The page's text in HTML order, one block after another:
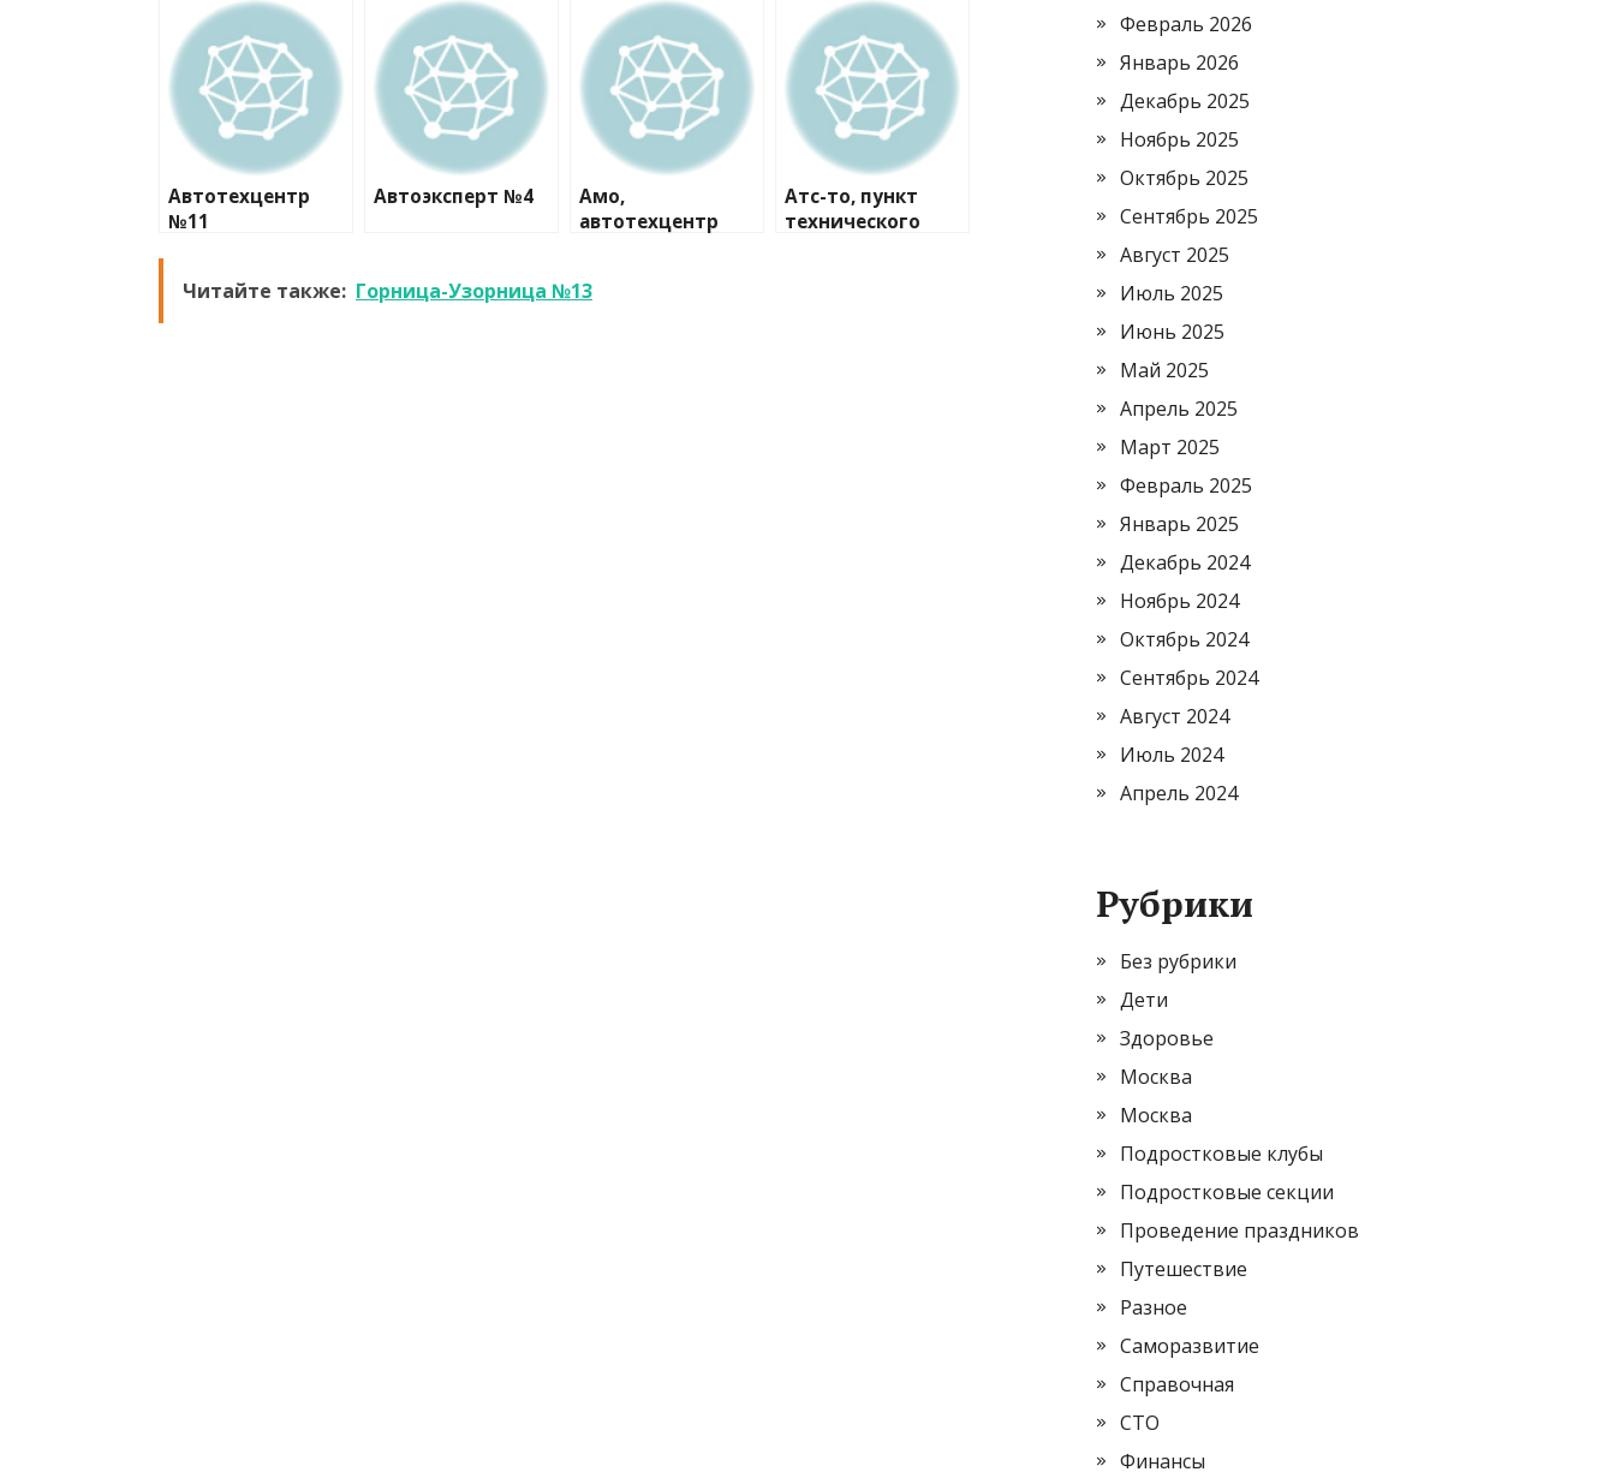
Автотехцентр
№11
Автоэксперт №4
Амо,
автотехцентр
Атс-то, пункт
технического
Читайте также: Горница-Узорница №13
Февраль 2026
Январь 2026
Декабрь 2025
Ноябрь 2025
Октябрь 2025
Сентябрь 2025
Август 2025
Июль 2025
Июнь 2025
Май 2025
Апрель 2025
Март 2025
Февраль 2025
Январь 2025
Декабрь 2024
Ноябрь 2024
Октябрь 2024
Сентябрь 2024
Август 2024
Июль 2024
Апрель 2024
Рубрики
Без рубрики
Дети
Здоровье
Москва
Москва
Подростковые клубы
Подростковые секции
Проведение праздников
Путешествие
Разное
Саморазвитие
Справочная
СТО
Финансы